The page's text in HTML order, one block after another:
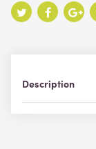
Description